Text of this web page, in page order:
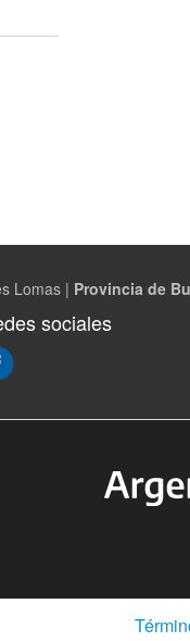
Lomas | Provincia de
sociales